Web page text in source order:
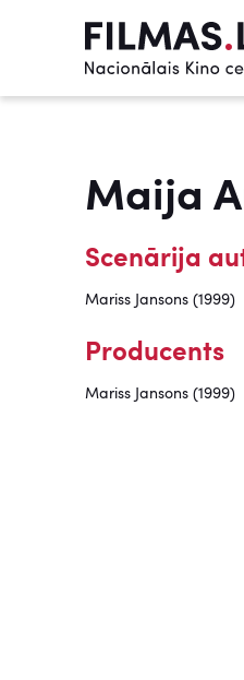
Maija
Scenārija
Mariss Jansons (1999)
Producents
Mariss Jansons (1999)